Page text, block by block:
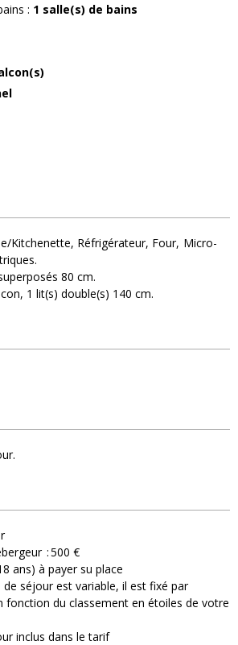
: 1 salle(s) de bains
Kitchenette Réfrigérateur Four Micro-
80 cm
1 lit(s) double(s) 140 cm
500 €
ans) à payer su place
séjour est variable, il est fixé par
fonction du classement en étoiles de votre
inclus dans le tarif